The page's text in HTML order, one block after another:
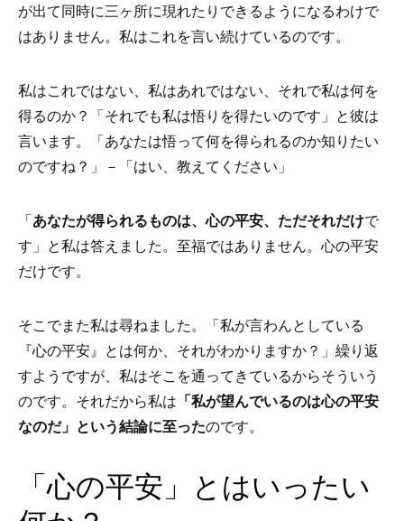
が出て同時に三ヶ所に現れたりできるようになるわけで
はありません。私はこれを言い続けているのです。
私はこれではない、私はあれではない、それで私は何を
得るのか？「それでも私は悟りを得たいのです」と彼は
言います。「あなたは悟って何を得られるのか知りたい
のですね？」－「はい、教えてください」
「 あなたが得られるものは、心の平安、ただそれだけで
す」と私は答えました。至福ではありません。心の平安
だけです。
そこでまた私は尋ねました。「私が言わんとしている
『心の平安』とは何か、それがわかりますか？」繰り返
すようですが、私はそこを通ってきているからそういう
のです。それだから私は 「私が望んでいるのは心の平安
なのだ」という結論に至ったのです。
「心の平安」とはいったい